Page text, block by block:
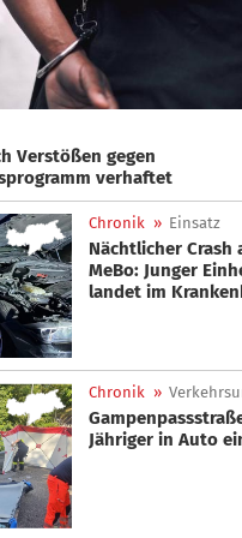
Verstößen gegen
verhaftet
Chronik » Einsatz
Nächtlicher Crash
MeBo: Junger
landet im
Chronik »
Jähriger in Auto